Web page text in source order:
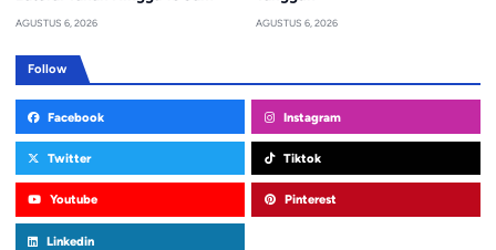
AGUSTUS 6, 2026 AGUSTUS 6, 2026
Follow
Facebook Instagram
Twitter Tiktok
Youtube Pinterest
Linkedin